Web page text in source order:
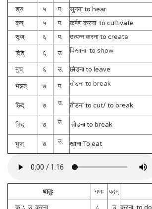
श्रु
५ प. सुनना to hear
कृष्
५ प. कर्षण करना to cultivate
सृज्
६ प. उत्पन्न करना to create
दिश् ६ उ. दिखाना to show
मुच् ६ उ. छोडना to leave
भञ्ज् ७ प. तोडना to break
छिद् ७ उ. तोडना to cut/ to break
भिद् ७ उ. तोडना to break
भुज् ७ उ. खाना To eat
धातुः गणः पदम्